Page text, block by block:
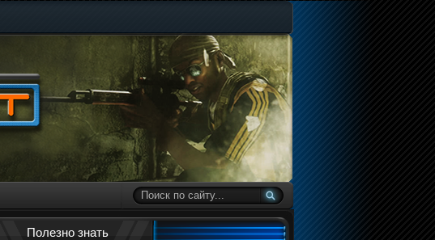
Полезно знать